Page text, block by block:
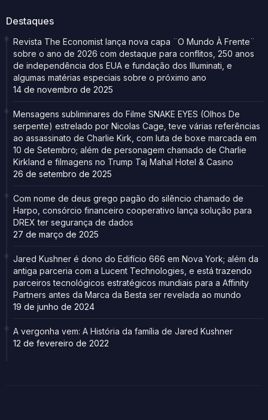
Destaques
Revista The Economist lança nova capa ¨O Mundo À Frente¨
sobre o ano de 2026 com destaque para conflitos, 250 anos
de independência dos EUA e fundação dos Illuminati, e
algumas matérias especiais sobre o próximo ano
14 de novembro de 2025
Mensagens subliminares do Filme SNAKE EYES (Olhos De
serpente) estrelado por Nicolas Cage, teve várias referências
ao assassinato de Charlie Kirk, com luta de boxe marcada em
10 de Setembro; além de personagem chamado de Charlie
Kirkland e filmagens no Trump Taj Mahal Hotel & Casino
26 de setembro de 2025
Com nome de deus grego pagão do silêncio chamado de
Harpo, consórcio financeiro cooperativo lança solução para
DREX ter segurança de dados
27 de março de 2025
Jared Kushner é dono do Edifício 666 em Nova York; além da
antiga parceria com a Lucent Technologies, e está trazendo
parceiros tecnológicos estratégicos mundiais para a Affinity
Partners antes da Marca da Besta ser revelada ao mundo
19 de junho de 2024
A vergonha vem: A História da família de Jared Kushner
12 de fevereiro de 2022